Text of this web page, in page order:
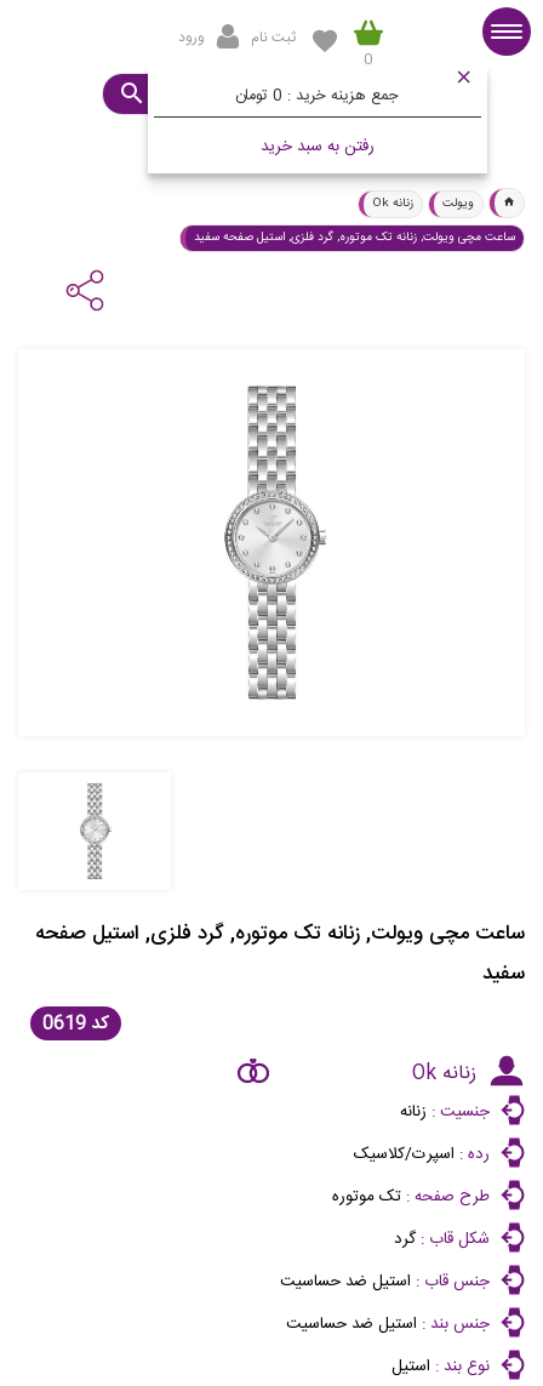
0
جمع هزینه خرید :
رفتن به سبد خرید
ثبت نام ورود
ساعت مورد نظرتان چیست؟
ویولت
زنانه Ok
ساعت مچی ویولت, زنانه تک موتوره, گرد فلزی, استیل صفحه سفید
ساعت مچی ویولت, زنانه تک موتوره, گرد فلزی, استیل صفحه
سفید
کد
زنانه Ok
جنسیت : زنانه
رده : اسپرت/کلاسیک
طرح صفحه : تک موتوره
شکل قاب :گرد
جنس قاب : استیل ضد حساسیت
جنس بند : استیل ضد حساسیت
نوع بند : استیل